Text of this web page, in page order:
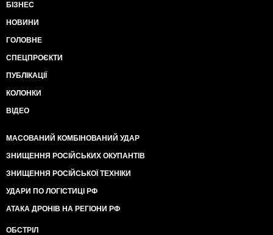
БІЗНЕС
НОВИНИ
ГОЛОВНЕ
СПЕЦПРОЄКТИ
ПУБЛІКАЦІЇ
КОЛОНКИ
ВІДЕО
МАСОВАНИЙ КОМБІНОВАНИЙ УДАР
ЗНИЩЕННЯ РОСІЙСЬКИХ ОКУПАНТІВ
ЗНИЩЕННЯ РОСІЙСЬКОЇ ТЕХНІКИ
УДАРИ ПО ЛОГІСТИЦІ РФ
АТАКА ДРОНІВ НА РЕГІОНИ РФ
ОБСТРІЛ